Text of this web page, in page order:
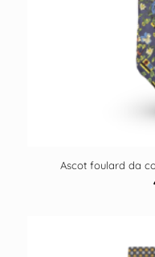
Ascot foulard da